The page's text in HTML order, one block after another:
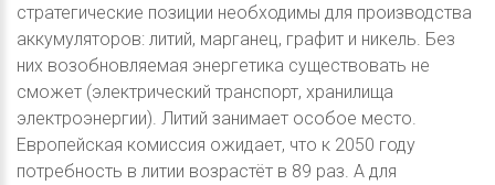
стратегические позиции необходимы для производства
аккумуляторов: литий, марганец, графит и никель. Без
них возобновляемая энергетика существовать не
сможет (электрический транспорт, хранилища
электроэнергии). Литий занимает особое место.
Европейская комиссия ожидает, что к 2050 году
потребность в литии возрастёт в 89 раз. А для